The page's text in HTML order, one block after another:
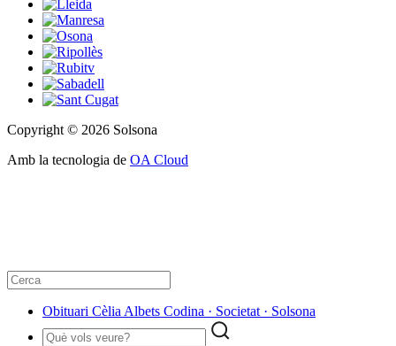
Copyright © 2026 Solsona
Amb la tecnologia de OA Cloud
Obituari Cèlia Albets Codina · Societat · Solsona